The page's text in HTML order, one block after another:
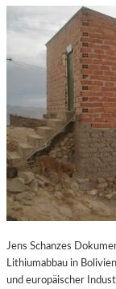
Jens Schanzes
Lithiumabbau in
und europäischer